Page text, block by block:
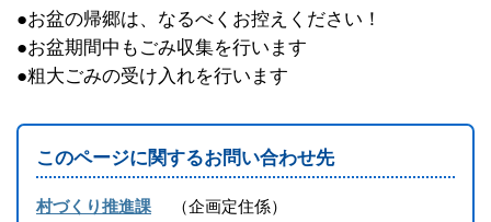
●お盆の帰郷は、なるべくお控えください！
●お盆期間中もごみ収集を行います
●粗大ごみの受け入れを行います
このページに関するお問い合わせ先
村づくり推進課
企画定住係